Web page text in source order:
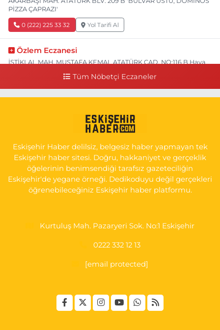
PİZZA ÇAPRAZI'
0 (222) 225 33 32 Yol Tarifi Al
Özlem Eczanesi
İSTİKLAL MAH. MUSTAFA KEMAL ATATÜRK CAD. NO:116 B Hava
GÖKMEYDAN MAH. ULUS CAD. NO:4 A ADLİYE AŞAĞISI, SARAR
İMAM HATİP YANI, CUMA PAZARI CADDE GİRİŞİ
0 (222) 240 16 67 Yol Tarifi Al
Tüm Nöbetçi Eczaneler
Eskişehir Haber delilsiz, belgesiz haber yapmayan tek
Eskişehir haber sitesi. Doğru, hakkaniyet ve gerçeklik
öğelerinin benimsendiği tarafsız gazeteciliğin
Eskişehir'de yegane örneği. Dedikoduyu değil gerçekleri
öğrenebileceğiniz Eskişehir haber platformu.
Kurtuluş Mah. Pazaryeri Sok. No:1 Eskişehir
0222 332 12 13
[email protected]